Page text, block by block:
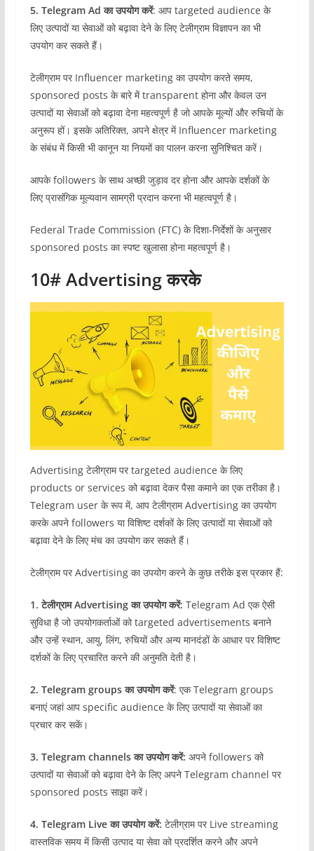
5. Telegram Ad का उपयोग करें: आप targeted audience के
लिए उत्पादों या सेवाओं को बढ़ावा देने के लिए टेलीग्राम विज्ञापन का भी
उपयोग कर सकते हैं।
टेलीग्राम पर Influencer marketing का उपयोग करते समय,
sponsored posts के बारे में transparent होना और केवल उन
उत्पादों या सेवाओं को बढ़ावा देना महत्वपूर्ण है जो आपके मूल्यों और रुचियों के
अनुरूप हों। इसके अतिरिक्त, अपने क्षेत्र में Influencer marketing
के संबंध में किसी भी कानून या नियमों का पालन करना सुनिश्चित करें।
आपके followers के साथ अच्छी जुड़ाव दर होना और आपके दर्शकों के
लिए प्रासंगिक मूल्यवान सामग्री प्रदान करना भी महत्वपूर्ण है।
Federal Trade Commission (FTC) के दिशा-निर्देशों के अनुसार
sponsored posts का स्पष्ट खुलासा होना महत्वपूर्ण है।
10# Advertising करके
Advertising टेलीग्राम पर targeted audience के लिए
products or services को बढ़ावा देकर पैसा कमाने का एक तरीका है।
Telegram user के रूप में, आप टेलीग्राम Advertising का उपयोग
करके अपने followers या विशिष्ट दर्शकों के लिए उत्पादों या सेवाओं को
बढ़ावा देने के लिए मंच का उपयोग कर सकते हैं।
टेलीग्राम पर Advertising का उपयोग करने के कुछ तरीके इस प्रकार हैं:
1. टेलीग्राम Advertising का उपयोग करें: Telegram Ad एक ऐसी
सुविधा है जो उपयोगकर्ताओं को targeted advertisements बनाने
और उन्हें स्थान, आयु, लिंग, रुचियों और अन्य मानदंडों के आधार पर विशिष्ट
दर्शकों के लिए प्रचारित करने की अनुमति देती है।
2. Telegram groups का उपयोग करें: एक Telegram groups
बनाएं जहां आप specific audience के लिए उत्पादों या सेवाओं का
प्रचार कर सकें।
3. Telegram channels का उपयोग करें: अपने followers को
उत्पादों या सेवाओं को बढ़ावा देने के लिए अपने Telegram channel पर
sponsored posts साझा करें।
4. Telegram Live का उपयोग करें: टेलीग्राम पर Live streaming
वास्तविक समय में किसी उत्पाद या सेवा को प्रदर्शित करने और अपने